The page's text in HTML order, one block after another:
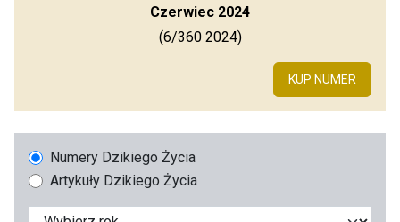
Czerwiec 2024
(6/360 2024)
KUP NUMER
Numery Dzikiego Życia
Artykuły Dzikiego Życia